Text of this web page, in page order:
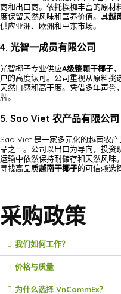
商和出口商。依托槟椥丰富的原材
度保留天然风味和营养价值。其越
供应亚洲、欧洲和中东市场。
4. 光智一成员有限公司
光智椰子专业供应A级整颗干椰子
户的高度认可。公司重视从原料挑
天然口感和高干度。凭借多年声誉
牌。
5. Sao Viet 农产品有限公司
Sao Viet 是一家多元化的越南农产
品之一。公司以出口为导向，投资
运输中依然保持耐储存和天然风味
寻找高品质越南干椰子的可信赖选
采购政策
我们如何工作？
价格与质量
为什么选择 VnCommEx？